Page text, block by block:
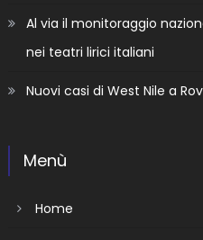
Al via il monitoraggio
nei teatri lirici italiani
Nuovi casi di West Nile a
Menù
Home